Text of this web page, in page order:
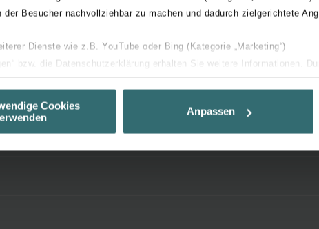
der Besucher nachvollziehbar zu machen und dadurch zielgerichtete
Dienste wie z.B. YouTube oder Bing (Kategorie „Marketing“)
bzw. die Datenschutzerklärung erhalten Sie weitere Informationen.
um Ihnen die bestmögliche Nutzererfahrung zu ermöglichen
Interessen zur Verfügung zu stellen. Alle Einwilligungen können Sie
widerrufen.
Cookies
Anpassen